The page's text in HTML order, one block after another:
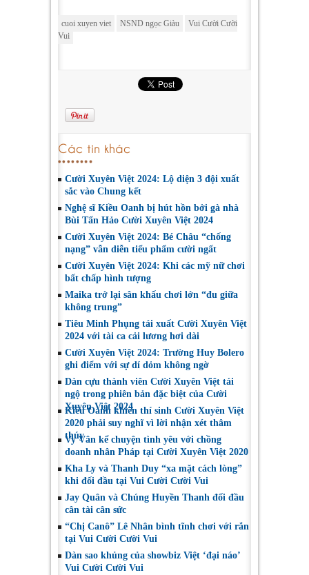
cuoi xuyen viet NSND ngọc Giàu
Vui Cười Cười
Vui
Các tin khác
Cười Xuyên Việt 2024: Lộ diện 3 đội xuất
sắc vào Chung kết
Nghệ sĩ Kiều Oanh bị hút hồn bởi gà nhà
Bùi Tấn Hảo Cười Xuyên Việt 2024
Cười Xuyên Việt 2024: Bé Châu “chống
nạng” vẫn diễn tiểu phẩm cười ngất
Cười Xuyên Việt 2024: Khi các mỹ nữ chơi
bất chấp hình tượng
Maika trở lại sân khấu chơi lớn “đu giữa
không trung”
Tiêu Minh Phụng tái xuất Cười Xuyên Việt
2024 với tài ca cải lương hơi dài
Cười Xuyên Việt 2024: Trường Huy Bolero
ghi điểm với sự dí dỏm không ngờ
Dàn cựu thành viên Cười Xuyên Việt tái
ngộ trong phiên bản đặc biệt của Cười
Xuyên Việt 2024
Kiều Oanh khiến thí sinh Cười Xuyên Việt
2020 phải suy nghĩ vì lời nhận xét thâm
thúy
Vy Vân kể chuyện tình yêu với chồng
doanh nhân Pháp tại Cười Xuyên Việt 2020
Kha Ly và Thanh Duy “xa mặt cách lòng”
khi đối đầu tại Vui Cười Cười Vui
Jay Quân và Chúng Huyền Thanh đối đầu
cân tài cân sức
“Chị Canô” Lê Nhân bình tĩnh chơi với rắn
tại Vui Cười Cười Vui
Dàn sao khủng của showbiz Việt ‘đại náo’
Vui Cười Cười Vui